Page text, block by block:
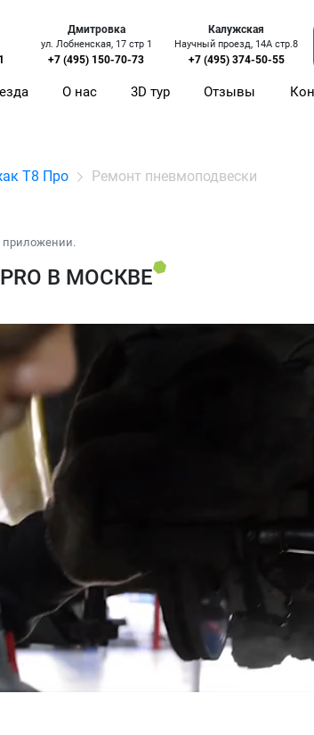
Дмитровка
ул. Лобненская, 17 стр 1
+7 (495) 150-70-73
Калужская
Научный проезд, 14А стр.8
+7 (495) 374-50-55
О нас 3D тур Отзывы
Т8 Про Ремонт пневмоподвески
приложении.
В МОСКВЕ